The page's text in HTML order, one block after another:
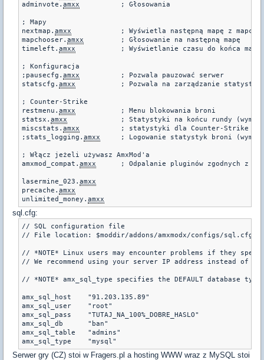
adminvote. amxx
; Mapy
nextmap. amxx
mapchooser. amxx
timeleft. amxx
; Konfiguracja
;pausecfg. amxx
statscfg. amxx
; Counter-Strike
restmenu. amxx
statsx. amxx
miscstats. amxx
;stats_logging. amxx
; Włącz jeżeli używasz AmxMod'a
amxmod_compat. amxx
lasermine_023. amxx
precache. amxx
unlimited_money. amxx
sql.cfg:
// SQL configuration file
// File location: $moddir/addons/amxmodx/configs/sql.cfg
// *NOTE* Linux users may encounter problems if they
// We recommend using your server IP address instead of its
// *NOTE* amx_sql_type specifies the DEFAULT database
amx_sql_host	"91.203.135.89"
amx_sql_user	"root"
amx_sql_pass	"TUTAJ_NA_100%_DOBRE_HASLO"
amx_sql_db	"ban"
amx_sql_table	"admins"
Serwer gry (CZ) stoi w Fragers.pl a hosting WWW wraz z MySQL stoi